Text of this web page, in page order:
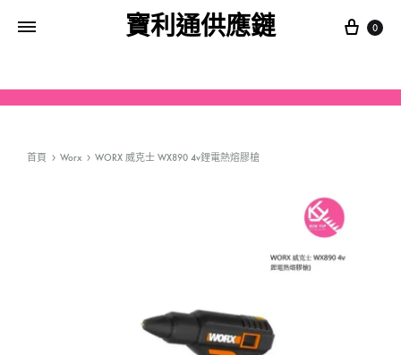
寶利通供應鏈 0
首頁 Worx WORX 威克士 WX890 4v鋰電熱熔膠槍